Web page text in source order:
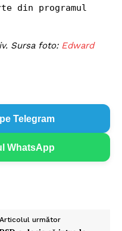
din programul
Sursa foto: Edward
Telegram
WhatsApp
Articolul următor